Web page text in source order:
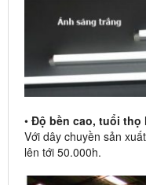
• Độ bền cao, tuổi thọ
Với dây chuyền sản
lên tới 50.000h.